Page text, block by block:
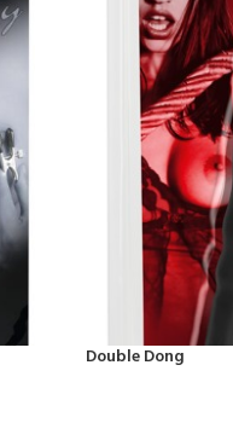
Double Dong